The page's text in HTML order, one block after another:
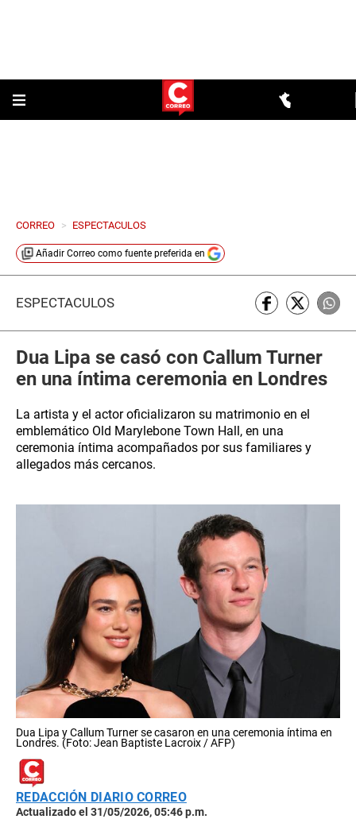
CORREO > ESPECTACULOS
Añadir Correo como fuente preferida en
ESPECTÁCULOS
Dua Lipa se casó con Callum Turner
en una íntima ceremonia en Londres
La artista y el actor oficializaron su matrimonio en el
emblemático Old Marylebone Town Hall, en una
ceremonia íntima acompañados por sus familiares y
allegados más cercanos.
Dua Lipa y Callum Turner se casaron en una ceremonia íntima en
Londres. (Foto: Jean Baptiste Lacroix / AFP)
REDACCIÓN DIARIO CORREO
Actualizado el 31/05/2026, 05:46 p.m.